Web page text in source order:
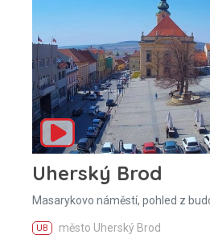
Uherský Brod
Masarykovo náměstí, pohled z
UB město Uherský Brod